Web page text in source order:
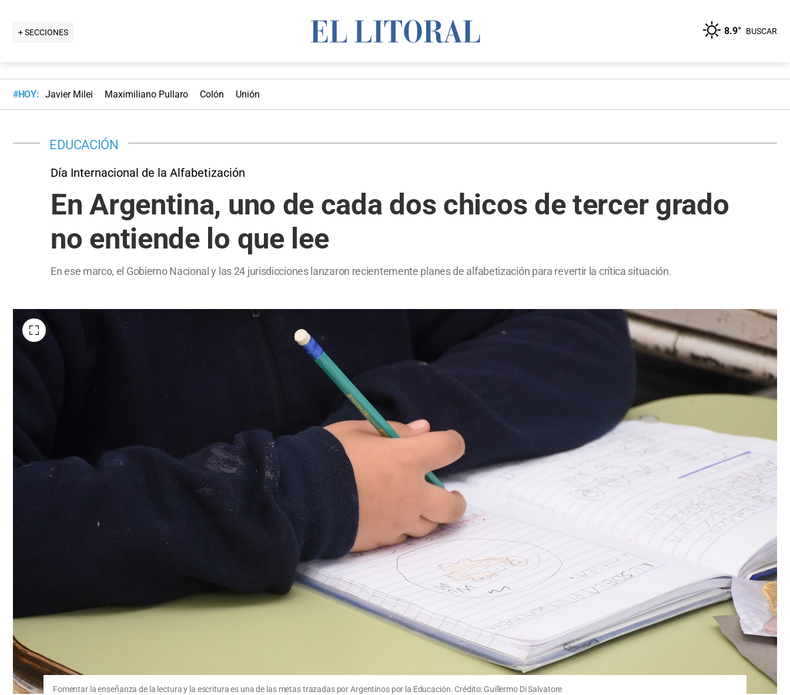
+ SECCIONES 8.9° BUSCAR
#HOY: Javier Milei Maximiliano Pullaro Colón Unión
EDUCACIÓN
Día Internacional de la Alfabetización
En Argentina, uno de cada dos chicos de tercer grado
no entiende lo que lee
En ese marco, el Gobierno Nacional y las 24 jurisdicciones lanzaron recientemente planes de alfabetización para revertir la crítica situación.
Fomentar la enseñanza de la lectura y la escritura es una de las metas trazadas por Argentinos por la Educación. Crédito: Guillermo Di Salvatore